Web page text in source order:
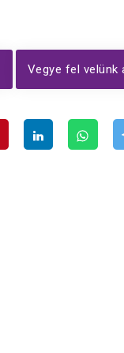
Vegye fel velünk